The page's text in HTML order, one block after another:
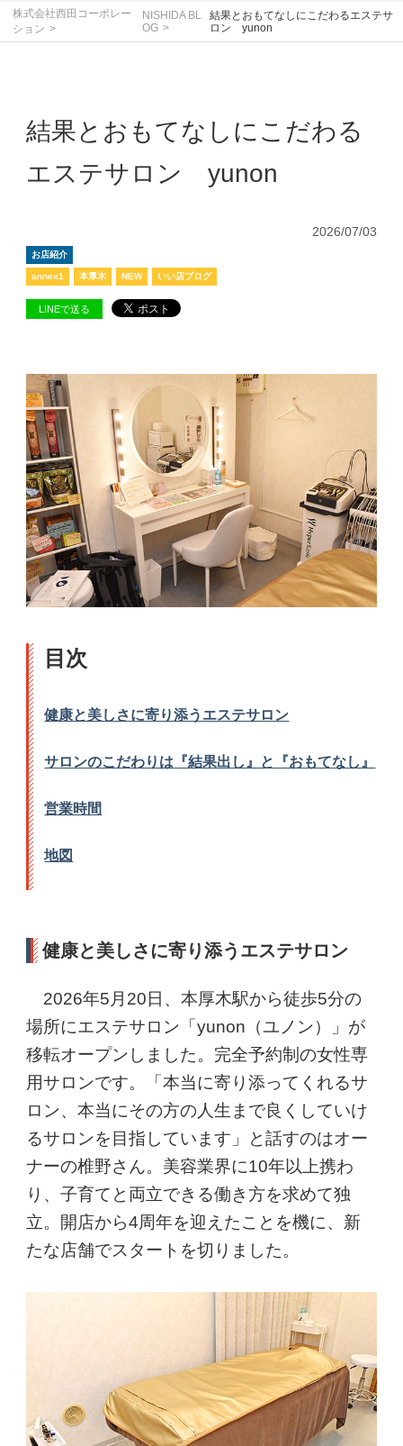
株式会社西田コーポレー
ション
NISHIDA BL
OG
結果とおもてなしにこだわるエステサ
ロン yunon
結果とおもてなしにこだわる
エステサロン yunon
2026/07/03
お店紹介
annex1 本厚木 NEW いい店ブログ
LINEで送る
目次
健康と美しさに寄り添うエステサロン
サロンのこだわりは『結果出し』と『おもてなし』
営業時間
地図
健康と美しさに寄り添うエステサロン
2026年5月20日、本厚木駅から徒歩5分の
場所にエステサロン「yunon（ユノン）」が
移転オープンしました。完全予約制の女性専
用サロンです。「本当に寄り添ってくれるサ
ロン、本当にその方の人生まで良くしていけ
るサロンを目指しています」と話すのはオー
ナーの椎野さん。美容業界に10年以上携わ
り、子育てと両立できる働き方を求めて独
立。開店から4周年を迎えたことを機に、新
たな店舗でスタートを切りました。